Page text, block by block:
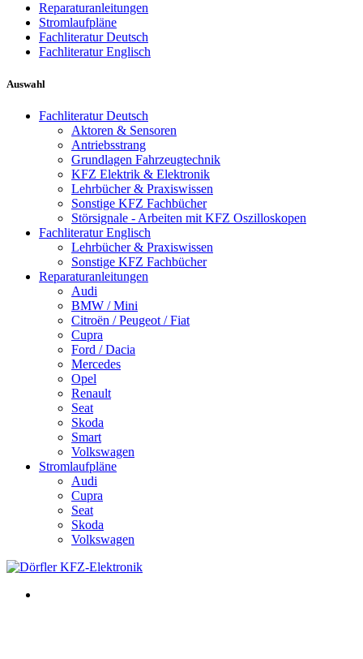
Reparaturanleitungen
Stromlaufpläne
Fachliteratur Deutsch
Fachliteratur Englisch
Auswahl
Fachliteratur Deutsch
Aktoren & Sensoren
Antriebsstrang
Grundlagen Fahrzeugtechnik
KFZ Elektrik & Elektronik
Lehrbücher & Praxiswissen
Sonstige KFZ Fachbücher
Störsignale - Arbeiten mit KFZ Oszilloskopen
Fachliteratur Englisch
Lehrbücher & Praxiswissen
Sonstige KFZ Fachbücher
Reparaturanleitungen
Audi
BMW / Mini
Citroën / Peugeot / Fiat
Cupra
Ford / Dacia
Mercedes
Opel
Renault
Seat
Skoda
Smart
Volkswagen
Stromlaufpläne
Audi
Cupra
Seat
Skoda
Volkswagen